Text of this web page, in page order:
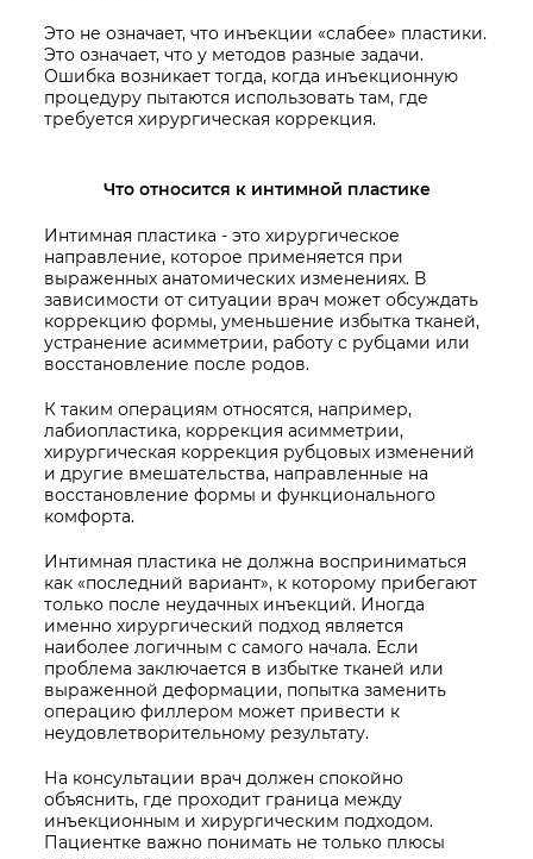
Это не означает, что инъекции «слабее» пластики.
Это означает, что у методов разные задачи.
Ошибка возникает тогда, когда инъекционную
процедуру пытаются использовать там, где
требуется хирургическая коррекция.
Что относится к интимной пластике
Интимная пластика - это хирургическое
направление, которое применяется при
выраженных анатомических изменениях. В
зависимости от ситуации врач может обсуждать
коррекцию формы, уменьшение избытка тканей,
устранение асимметрии, работу с рубцами или
восстановление после родов.
К таким операциям относятся, например,
лабиопластика, коррекция асимметрии,
хирургическая коррекция рубцовых изменений
и другие вмешательства, направленные на
восстановление формы и функционального
комфорта.
Интимная пластика не должна восприниматься
как «последний вариант», к которому прибегают
только после неудачных инъекций. Иногда
именно хирургический подход является
наиболее логичным с самого начала. Если
проблема заключается в избытке тканей или
выраженной деформации, попытка заменить
операцию филлером может привести к
неудовлетворительному результату.
На консультации врач должен спокойно
объяснить, где проходит граница между
инъекционным и хирургическим подходом.
Пациентке важно понимать не только плюсы